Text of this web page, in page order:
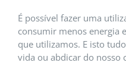
É possível fazer uma
consumir menos energia
que utilizamos. E isto
vida ou abdicar do nosso